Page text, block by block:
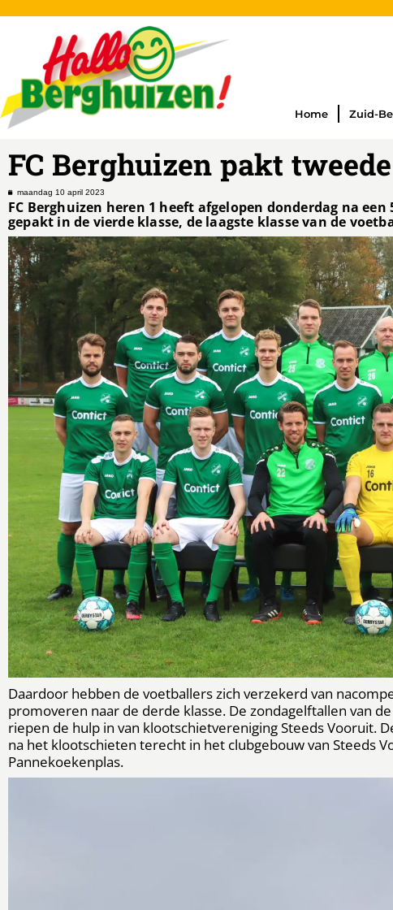
Home Zuid-
FC Berghuizen pakt
maandag 10 april 2023
FC Berghuizen heren 1 heeft afgelopen donderdag na
gepakt in de vierde klasse, de laagste klasse van de
Daardoor hebben de voetballers zich verzekerd van
promoveren naar de derde klasse. De zondagelftallen van
riepen de hulp in van klootschietvereniging Steeds Vooruit.
na het klootschieten terecht in het clubgebouw van Steeds
Pannekoekenplas.